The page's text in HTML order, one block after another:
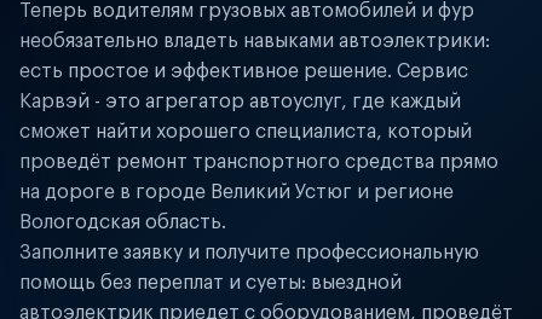
Теперь водителям грузовых автомобилей и фур
необязательно владеть навыками автоэлектрики:
есть простое и эффективное решение. Сервис
Карвэй - это агрегатор автоуслуг, где каждый
сможет найти хорошего специалиста, который
проведёт ремонт транспортного средства прямо
на дороге в городе Великий Устюг и регионе
Вологодская область.
Заполните заявку и получите профессиональную
помощь без переплат и суеты: выездной
автоэлектрик приедет с оборудованием, проведёт